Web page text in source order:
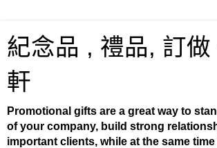
紀念品 , 禮品, 訂做
軒
Promotional gifts are a great way to
of your company, build strong
important clients, while at the same